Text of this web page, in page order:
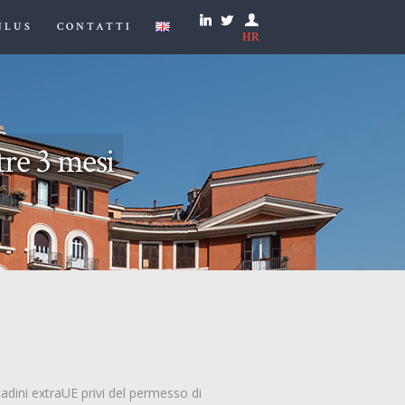
CONTATTI
HR
3 mesi
extraUE privi del permesso di